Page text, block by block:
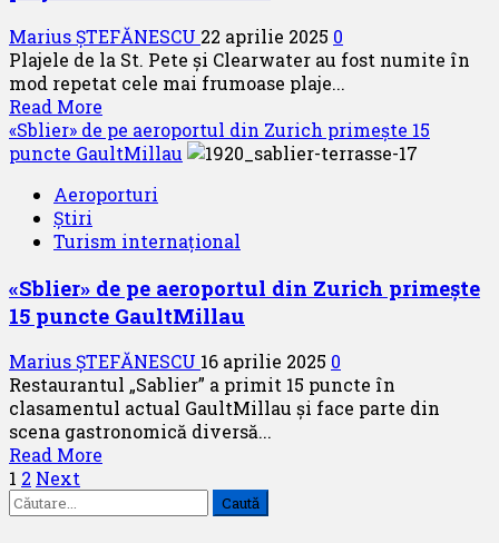
charter
din
Cluj-
din
17
2025
Marius ȘTEFĂNESCU 22 aprilie 2025 0
Plajele de la St. Pete și Clearwater au fost numite în
mod repetat cele mai frumoase plaje...
Read More
more
about
Airlines
zboruri
stop
la
de
vis
din
Florida
«Sblier» de pe aeroportul din Zurich primește 15
puncte GaultMillau
Aeroporturi
Știri
Turism internațional
«Sblier» de pe aeroportul din Zurich primește
15 puncte GaultMillau
Marius ȘTEFĂNESCU 16 aprilie 2025 0
Restaurantul „Sablier” a primit 15 puncte în
clasamentul actual GaultMillau și face parte din
scena gastronomică diversă...
Read More
«Sblier»
Paginație
articole
1 2 Next
Caută
după: